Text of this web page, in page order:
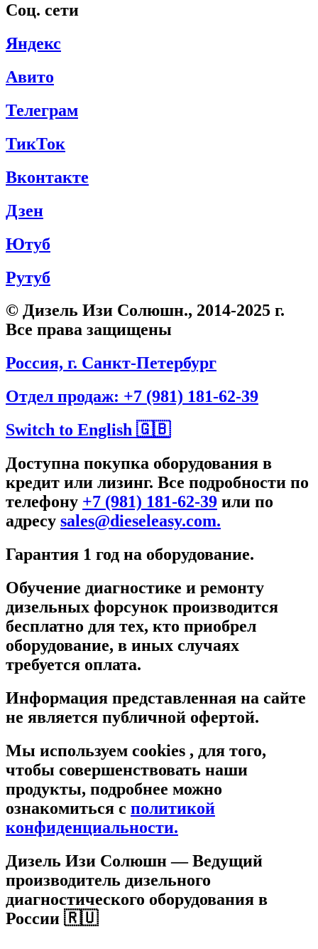
Соц. сети
Яндекс
Авито
Телеграм
ТикТок
Вконтакте
Дзен
Ютуб
Рутуб
© Дизель Изи Солюшн., 2014-2025 г.
Все права защищены
Россия, г. Санкт-Петербург
Отдел продаж: +7 (981) 181-62-39
Switch to English 🇬🇧
Доступна покупка оборудования в
кредит или лизинг. Все подробности по
телефону +7 (981) 181-62-39 или по
адресу sales@dieseleasy.com.
Гарантия 1 год на оборудование.
Обучение диагностике и ремонту
дизельных форсунок производится
бесплатно для тех, кто приобрел
оборудование, в иных случаях
требуется оплата.
Информация представленная на сайте
не является публичной офертой.
Мы используем cookies , для того,
чтобы совершенствовать наши
продукты, подробнее можно
ознакомиться c политикой
конфиденциальности.
Дизель Изи Солюшн— Ведущий
производитель дизельного
диагностического оборудования в
России 🇷🇺